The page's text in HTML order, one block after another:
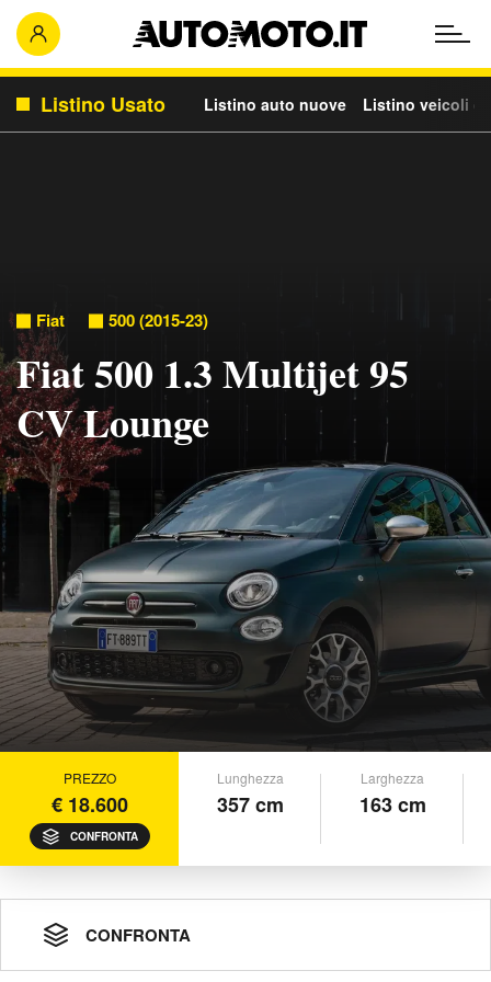
Listino Usato Listino auto nuove Listino veicoli
Fiat 500 (2015-23)
Fiat 500 1.3 Multijet 95
CV Lounge
PREZZO
€ 18.600
CONFRONTA
Lunghezza
357 cm
Larghezza
163 cm
CONFRONTA